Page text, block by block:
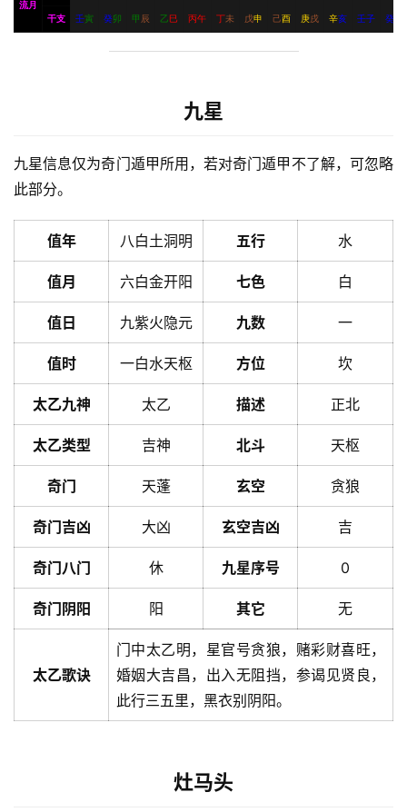
流月
干支 壬寅 癸卯 甲 辰 乙巳 丙午 丁未 戊申 己酉 庚戌 辛亥 壬子 癸
九星
九星信息仅为奇门遁甲所用，若对奇门遁甲不了解，可忽略
此部分。
值年 八白土洞明 五行 水
值月 六白金开阳 七色 白
值日 九紫火隐元 九数 一
值时 一白水天枢 方位 坎
太乙九神 太乙 描述 正北
太乙类型 吉神 北斗 天枢
奇门 天蓬 玄空 贪狼
奇门吉凶 大凶 玄空吉凶 吉
奇门八门 休 九星序号 0
奇门阴阳 阳 其它 无
太乙歌诀
门中太乙明，星官号贪狼，赌彩财喜旺，
婚姻大吉昌，出入无阻挡，参谒见贤良，
此行三五里，黑衣别阴阳。
灶马头